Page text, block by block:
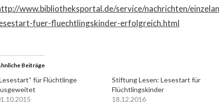
www.bibliotheksportal.de/service/nachrichten/
fuer-fluechtlingskinder-erfolgreich.html
Beiträge
für Flüchtlinge
Stiftung Lesen: Lesestart für
Flüchtlingskinder
18.12.2016